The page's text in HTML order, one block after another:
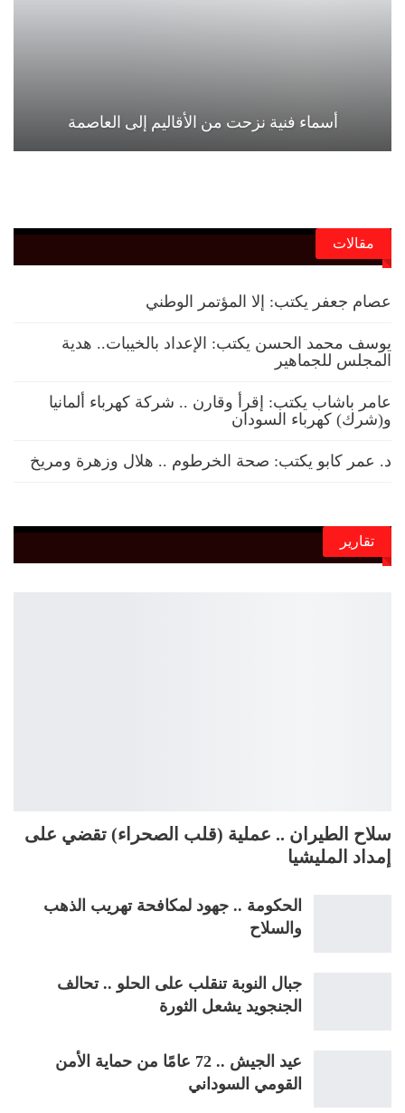
أسماء فنية نزحت من الأقاليم إلى العاصمة
مقالات
عصام جعفر يكتب: إلا المؤتمر الوطني
يوسف محمد الحسن يكتب: الإعداد بالخيبات.. هدية
المجلس للجماهير
عامر باشاب يكتب: إقرأ وقارن .. شركة كهرباء ألمانيا
و(شرك) كهرباء السودان
د. عمر كابو يكتب: صحة الخرطوم .. هلال وزهرة ومريخ
تقارير
سلاح الطيران .. عملية (قلب الصحراء) تقضي على
إمداد المليشيا
الحكومة .. جهود لمكافحة تهريب الذهب
والسلاح
جبال النوبة تنقلب على الحلو .. تحالف
الجنجويد يشعل الثورة
عيد الجيش .. 72 عامًا من حماية الأمن
القومي السوداني